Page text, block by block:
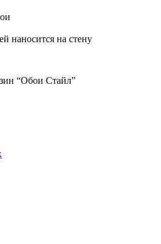
наносится на стену
“Обои Стайл”